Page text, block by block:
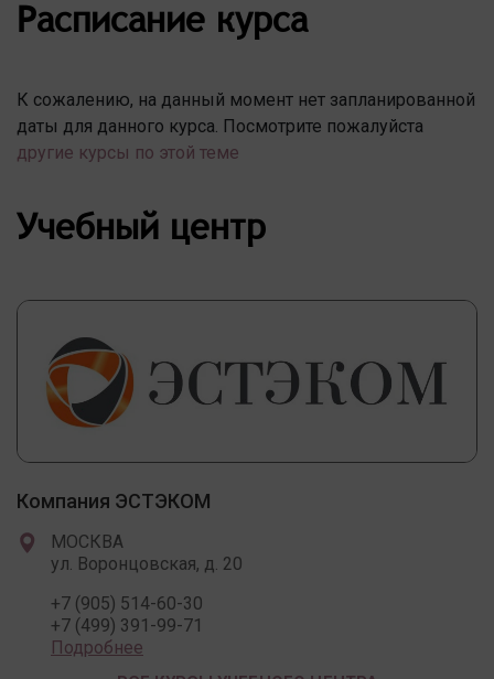
Расписание курса
К сожалению, на данный момент нет запланированной
даты для данного курса. Посмотрите пожалуйста
другие курсы по этой теме
Учебный центр
Компания ЭСТЭКОМ
МОСКВА
ул. Воронцовская, д. 20
+7 (905) 514-60-30
+7 (499) 391-99-71
Подробнее